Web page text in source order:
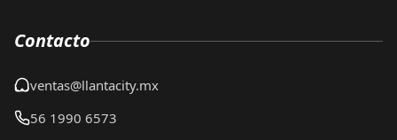
Contacto
ventas@llantacity.mx
56 1990 6573